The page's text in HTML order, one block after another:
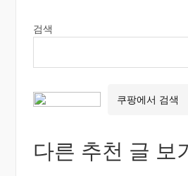
검색
다른 추천 글 보